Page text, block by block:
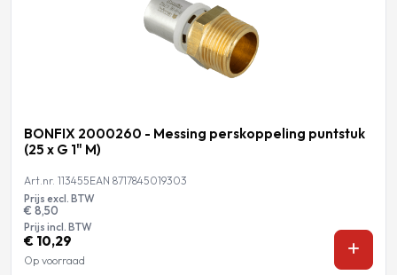
BONFIX 2000260 - Messing perskoppeling puntstuk
(25 x G 1" M)
Art.nr. 113455EAN 8717845019303
Prijs excl. BTW
€ 8,50
Prijs incl. BTW
€ 10,29
Op voorraad